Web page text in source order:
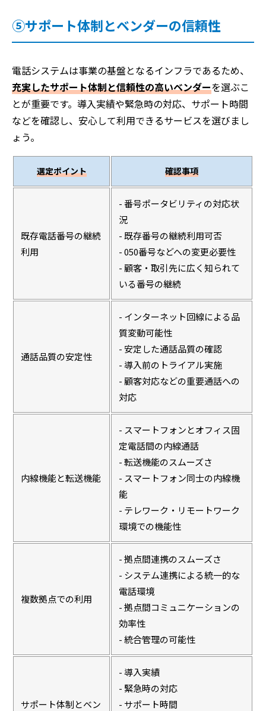
⑤サポート体制とベンダーの信頼性
電話システムは事業の基盤となるインフラであるため、
充実したサポート体制と信頼性の高いベンダーを選ぶこ
とが重要です。導入実績や緊急時の対応、サポート時間
などを確認し、安心して利用できるサービスを選びまし
ょう。
選定ポイント 確認事項
既存電話番号の継続
利用
- 番号ポータビリティの対応状
況
- 既存番号の継続利用可否
- 050番号などへの変更必要性
- 顧客・取引先に広く知られて
いる番号の継続
通話品質の安定性
- インターネット回線による品
質変動可能性
- 安定した通話品質の確認
- 導入前のトライアル実施
- 顧客対応などの重要通話への
対応
内線機能と転送機能
- スマートフォンとオフィス固
定電話間の内線通話
- 転送機能のスムーズさ
- スマートフォン同士の内線機
能
- テレワーク・リモートワーク
環境での機能性
複数拠点での利用
- 拠点間連携のスムーズさ
- システム連携による統一的な
電話環境
- 拠点間コミュニケーションの
効率性
- 統合管理の可能性
サポート体制とベン
- 導入実績
- 緊急時の対応
- サポート時間